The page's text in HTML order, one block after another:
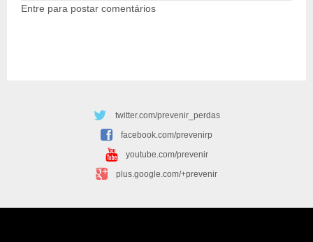
Entre para postar comentários
twitter.com/prevenir_perdas
facebook.com/prevenirp
youtube.com/prevenir
plus.google.com/+prevenir